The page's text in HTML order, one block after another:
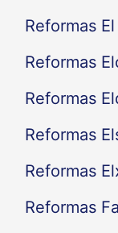
Reformas
Reformas
Reformas
Reformas
Reformas
Reformas